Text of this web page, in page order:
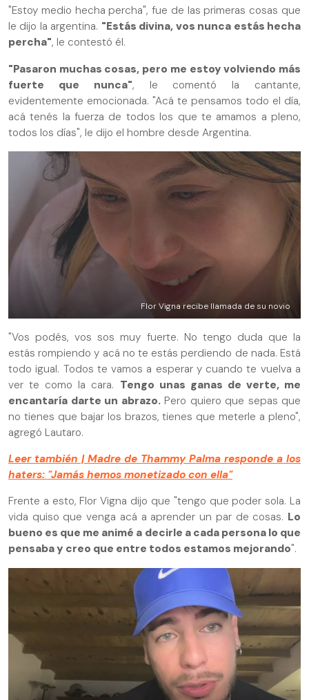
"Estoy medio hecha percha", fue de las primeras cosas que
le dijo la argentina. "Estás divina, vos nunca estás hecha
percha", le contestó él.
"Pasaron muchas cosas, pero me estoy volviendo más
fuerte que nunca", le comentó la cantante,
evidentemente emocionada. "Acá te pensamos todo el día,
acá tenés la fuerza de todos los que te amamos a pleno,
todos los días", le dijo el hombre desde Argentina.
Flor Vigna recibe llamada de su novio
"Vos podés, vos sos muy fuerte. No tengo duda que la
estás rompiendo y acá no te estás perdiendo de nada. Está
todo igual. Todos te vamos a esperar y cuando te vuelva a
ver te como la cara. Tengo unas ganas de verte, me
encantaría darte un abrazo.Pero quiero que sepas que
no tienes que bajar los brazos, tienes que meterle a pleno",
agregó Lautaro.
Leer también | Madre de Thammy Palma responde a los
haters: "Jamás hemos monetizado con ella"
Frente a esto, Flor Vigna dijo que "tengo que poder sola. La
vida quiso que venga acá a aprender un par de cosas. Lo
bueno es que me animé a decirle a cada persona lo que
pensaba y creo que entre todos estamos mejorando".